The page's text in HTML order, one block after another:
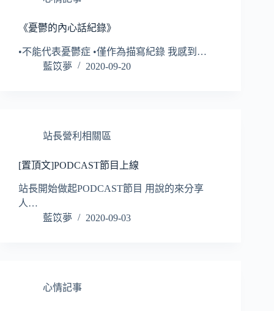
《憂鬱的內心話紀錄》
•不能代表憂鬱症 •僅作為描寫紀錄 我感到…
藍笖夢
2020-09-20
站長營利相關區
[置頂文]PODCAST節目上線
站長開始做起PODCAST節目 用說的來分享
人…
藍笖夢
2020-09-03
心情記事